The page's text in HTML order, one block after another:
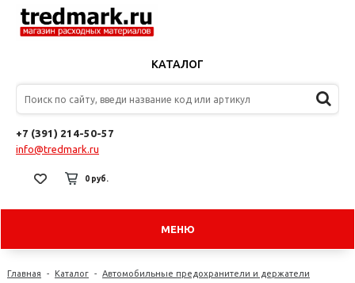
КАТАЛОГ
+7 (391) 214-50-57
info@tredmark.ru
0 руб.
МЕНЮ
Главная - Каталог - Автомобильные предохранители и держатели